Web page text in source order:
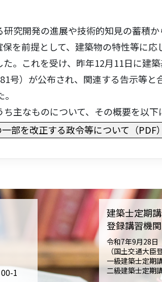
究開発の進展や技術的知見の蓄積
を前提として、建築物の特性等に
。これを受け、昨年12月11日に建
号）が公布され、関連する告示等と
主なものについて、その概要を以下
部を改正する政令等について（PDF）
1
建築士定期
登録講習機関
令和7年9月28日
（国土交通大臣
一級建築士定期
二級建築士定期